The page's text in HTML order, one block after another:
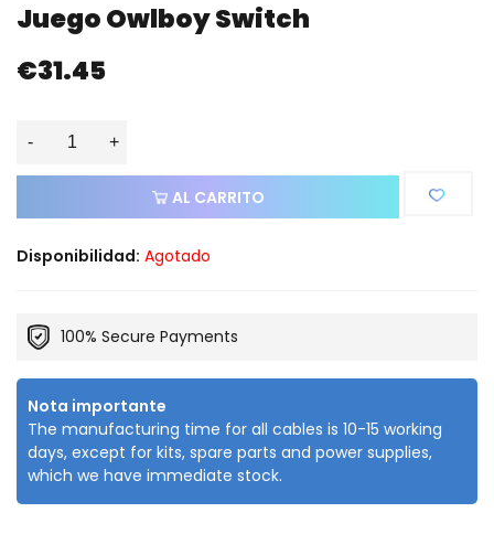
Juego Owlboy Switch
€31.45
- +
AL CARRITO
Disponibilidad: Agotado
100% Secure Payments
Nota importante
The manufacturing time for all cables is 10-15 working
days, except for kits, spare parts and power supplies,
which we have immediate stock.